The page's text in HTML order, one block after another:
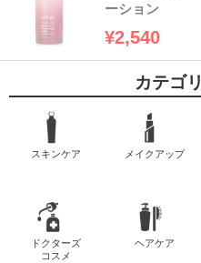
ーション
¥2,540
カテゴ
スキンケア メイクアップ
ドクターズ
コスメ
ヘアケア